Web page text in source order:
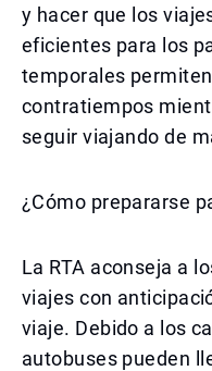
y hacer que los
eficientes para los
temporales
contratiempos
seguir viajando de
¿Cómo prepararse
La RTA aconseja a
viajes con
viaje. Debido a los
autobuses pueden